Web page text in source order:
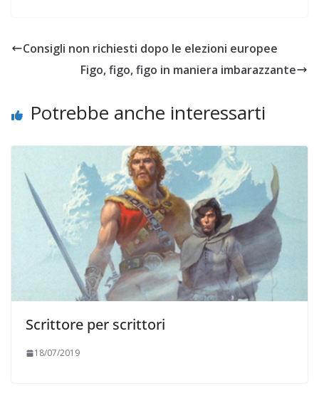
Consigli non richiesti dopo le elezioni europee
Figo, figo, figo in maniera imbarazzante
Potrebbe anche interessarti
Scrittore per scrittori
18/07/2019